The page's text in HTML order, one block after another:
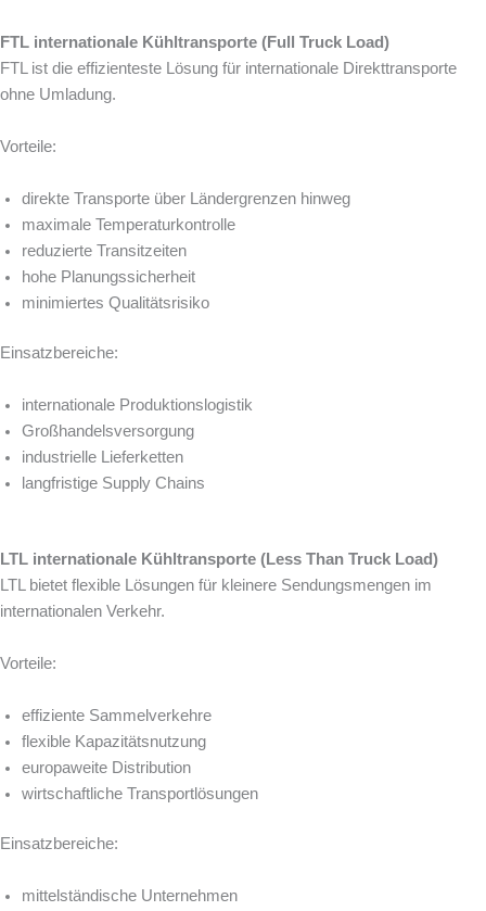
FTL internationale Kühltransporte (Full Truck Load)
FTL ist die effizienteste Lösung für internationale Direkttransporte
ohne Umladung.
Vorteile:
direkte Transporte über Ländergrenzen hinweg
maximale Temperaturkontrolle
reduzierte Transitzeiten
hohe Planungssicherheit
minimiertes Qualitätsrisiko
Einsatzbereiche:
internationale Produktionslogistik
Großhandelsversorgung
industrielle Lieferketten
langfristige Supply Chains
LTL internationale Kühltransporte (Less Than Truck Load)
LTL bietet flexible Lösungen für kleinere Sendungsmengen im
internationalen Verkehr.
Vorteile:
effiziente Sammelverkehre
flexible Kapazitätsnutzung
europaweite Distribution
wirtschaftliche Transportlösungen
Einsatzbereiche:
mittelständische Unternehmen